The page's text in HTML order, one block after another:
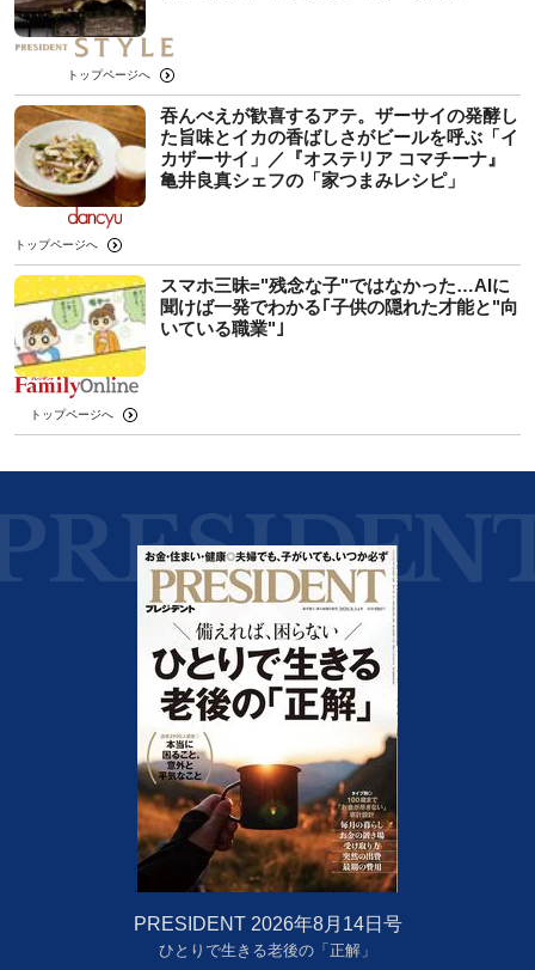
トップページへ
吞んべえが歓喜するアテ。ザーサイの発酵し
た旨味とイカの香ばしさがビールを呼ぶ「イ
カザーサイ」／『オステリア コマチーナ』
⻲井良真シェフの「家つまみレシピ」
トップページへ
スマホ三昧="残念な子"ではなかった…AIに
聞けば一発でわかる｢子供の隠れた才能と"向
いている職業"｣
トップページへ
PRESIDENT 2026年8月14日号
ひとりで生きる老後の「正解」